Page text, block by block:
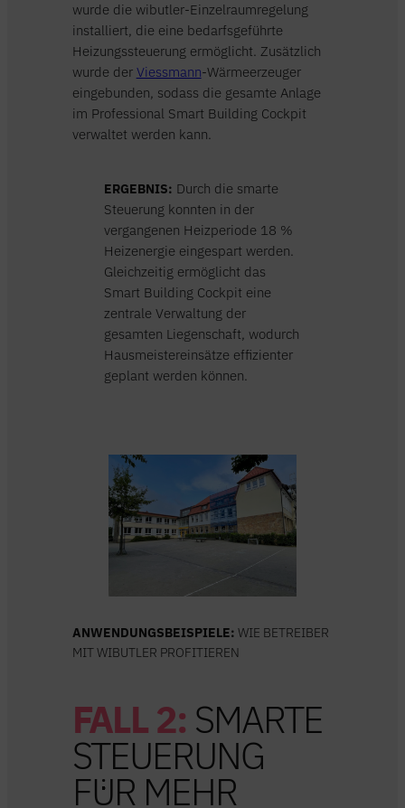
wurde die wibutler-Einzelraumregelung
installiert, die eine bedarfsgeführte
Heizungssteuerung ermöglicht. Zusätzlich
wurde der Viessmann-Wärmeerzeuger
eingebunden, sodass die gesamte Anlage
im Professional Smart Building Cockpit
verwaltet werden kann.
ERGEBNIS: Durch die smarte
Steuerung konnten in der
vergangenen Heizperiode 18 %
Heizenergie eingespart werden.
Gleichzeitig ermöglicht das
Smart Building Cockpit eine
zentrale Verwaltung der
gesamten Liegenschaft, wodurch
Hausmeistereinsätze effizienter
geplant werden können.
ANWENDUNGSBEISPIELE: WIE BETREIBER
MIT WIBUTLER PROFITIEREN
FALL 2: SMARTE
STEUERUNG
FÜR MEHR